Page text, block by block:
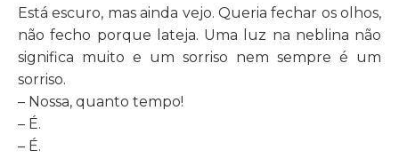
Está escuro, mas ainda vejo. Queria fechar os olhos,
não fecho porque lateja. Uma luz na neblina não
significa muito e um sorriso nem sempre é um
sorriso.
– Nossa, quanto tempo!
– É.
– É.